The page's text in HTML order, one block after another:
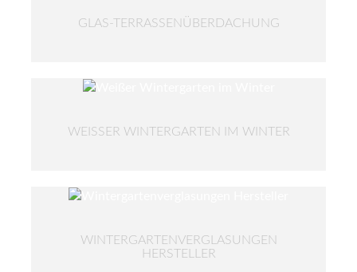
GLAS-TERRASSENÜBERDACHUNG
WEISSER WINTERGARTEN IM WINTER
WINTERGARTENVERGLASUNGEN
HERSTELLER